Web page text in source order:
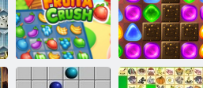
Příběh farmy
Zpět na
Candyland
Sweet River